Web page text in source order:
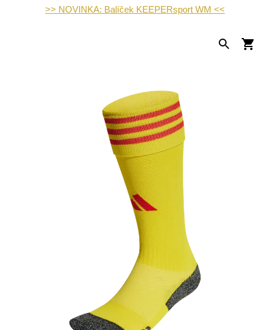
>> NOVINKA: Balíček KEEPERsport WM <<